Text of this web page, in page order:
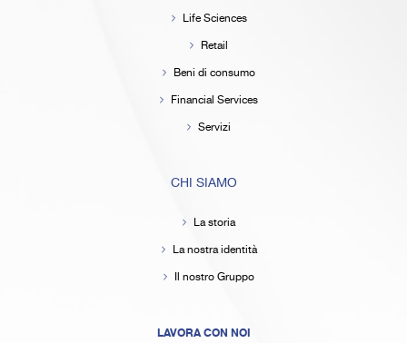
Life Sciences
Retail
Beni di consumo
Financial Services
Servizi
CHI SIAMO
La storia
La nostra identità
Il nostro Gruppo
LAVORA CON NOI